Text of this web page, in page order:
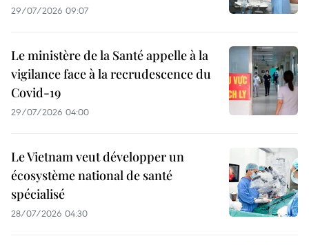
29/07/2026 09:07
Le ministère de la Santé appelle à la
vigilance face à la recrudescence du
Covid-19
29/07/2026 04:00
Le Vietnam veut développer un
écosystème national de santé
spécialisé
28/07/2026 04:30